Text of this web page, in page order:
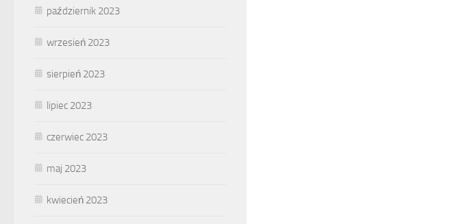
październik 2023
wrzesień 2023
sierpień 2023
lipiec 2023
czerwiec 2023
maj 2023
kwiecień 2023